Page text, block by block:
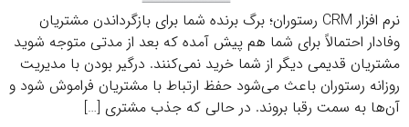
نرم افزار CRM رستوران؛ برگ برنده شما برای بازگرداندن مشتریان
وفادار احتمالاً برای شما هم پیش آمده که بعد از مدتی متوجه شوید
مشتریان قدیمی دیگر از شما خرید نمی‌کنند. درگیر بودن با مدیریت
روزانه رستوران باعث می‌شود حفظ ارتباط با مشتریان فراموش شود و
آن‌ها به سمت رقبا بروند. در حالی که جذب مشتری […]